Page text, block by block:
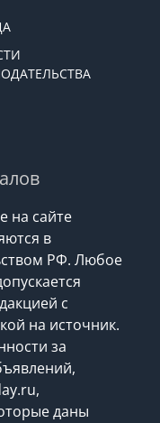
на сайте
в
РФ. Любое
с
на источник.
за
даны